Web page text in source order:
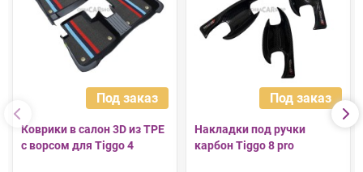
Под заказ
Коврики в салон 3D из TPE
с ворсом для Tiggo 4
Под заказ
Накладки под ручки
карбон Tiggo 8 pro